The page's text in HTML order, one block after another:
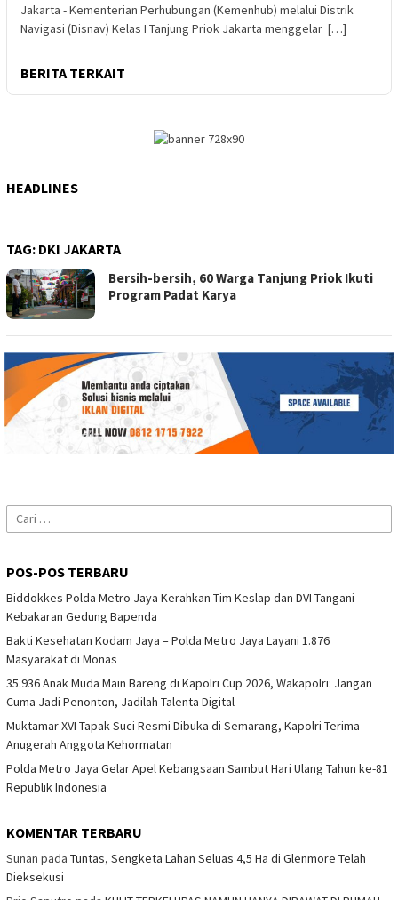
Jakarta - Kementerian Perhubungan (Kemenhub) melalui Distrik
Navigasi (Disnav) Kelas I Tanjung Priok Jakarta menggelar […]
BERITA TERKAIT
HEADLINES
TAG: DKI JAKARTA
Bersih-bersih, 60 Warga Tanjung Priok Ikuti
Program Padat Karya
Cari
untuk:
POS-POS TERBARU
Biddokkes Polda Metro Jaya Kerahkan Tim Keslap dan DVI Tangani
Kebakaran Gedung Bapenda
Bakti Kesehatan Kodam Jaya – Polda Metro Jaya Layani 1.876
Masyarakat di Monas
35.936 Anak Muda Main Bareng di Kapolri Cup 2026, Wakapolri: Jangan
Cuma Jadi Penonton, Jadilah Talenta Digital
Muktamar XVI Tapak Suci Resmi Dibuka di Semarang, Kapolri Terima
Anugerah Anggota Kehormatan
Polda Metro Jaya Gelar Apel Kebangsaan Sambut Hari Ulang Tahun ke-81
Republik Indonesia
KOMENTAR TERBARU
Sunan pada Tuntas, Sengketa Lahan Seluas 4,5 Ha di Glenmore Telah
Dieksekusi